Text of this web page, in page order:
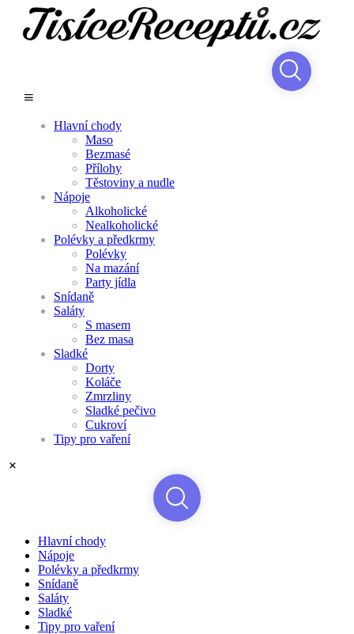
Hlavní chody
Maso
Bezmasé
Přílohy
Těstoviny a nudle
Nápoje
Alkoholické
Nealkoholické
Polévky a předkrmy
Polévky
Na mazání
Party jídla
Snídaně
Saláty
S masem
Bez masa
Sladké
Dorty
Koláče
Zmrzliny
Sladké pečivo
Cukroví
Tipy pro vaření
Hlavní chody
Nápoje
Polévky a předkrmy
Snídaně
Saláty
Sladké
Tipy pro vaření